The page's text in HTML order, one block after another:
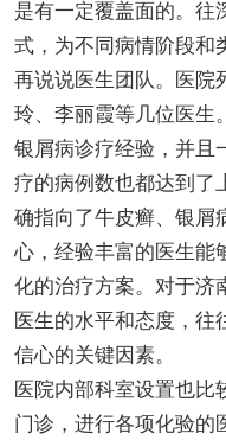
是有一定覆盖面的。往
式，为不同病情阶段和
再说说医生团队。医院
玲、李丽霞等几位医生
银屑病诊疗经验，并且
疗的病例数也都达到了
确指向了牛皮癣、银屑
心，经验丰富的医生能
化的治疗方案。对于济
医生的水平和态度，往
信心的关键因素。
医院内部科室设置也比
门诊，进行各项化验的